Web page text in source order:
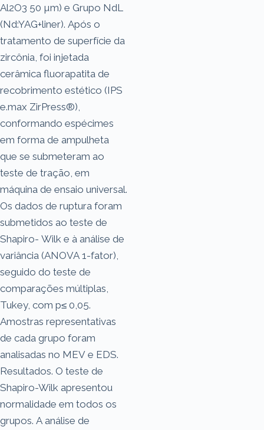
Al2O3 50 µm) e Grupo NdL
(Nd:YAG+liner). Após o
tratamento de superfície da
zircônia, foi injetada
cerâmica fluorapatita de
recobrimento estético (IPS
e.max ZirPress®),
conformando espécimes
em forma de ampulheta
que se submeteram ao
teste de tração, em
máquina de ensaio universal.
Os dados de ruptura foram
submetidos ao teste de
Shapiro- Wilk e à análise de
variância (ANOVA 1-fator),
seguido do teste de
comparações múltiplas,
Tukey, com p≤ 0,05.
Amostras representativas
de cada grupo foram
analisadas no MEV e EDS.
Resultados. O teste de
Shapiro-Wilk apresentou
normalidade em todos os
grupos. A análise de